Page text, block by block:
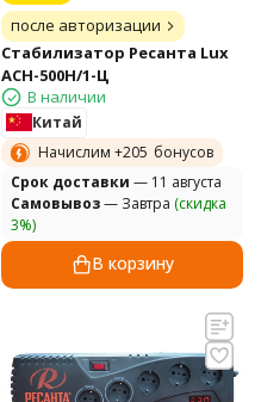
после авторизации
Стабилизатор Ресанта Lux
АСН-500Н/1-Ц
В наличии
Китай
Начислим +205 бонусов
Cрок доставки — 11 августа
Самовывоз— Завтра (скидка
3%)
В корзину